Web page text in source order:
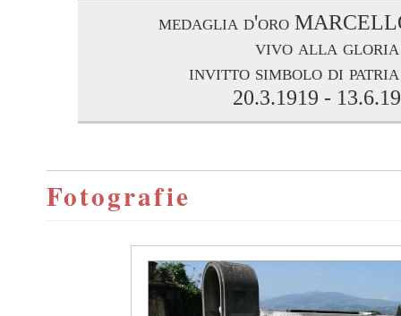
medaglia d'oro
vivo alla gloria
invitto simbolo di
20.3.1919 -
Fotografie